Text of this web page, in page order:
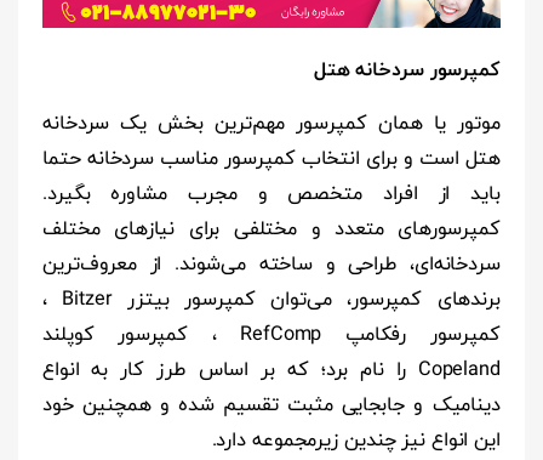
کمپرسور سردخانه هتل
موتور یا همان کمپرسور مهم‌ترین بخش یک سردخانه
هتل است و برای انتخاب کمپرسور مناسب سردخانه حتما
باید از افراد متخصص و مجرب مشاوره بگیرد.
کمپرسورهای متعدد و مختلفی برای نیازهای مختلف
سردخانه‌ای، طراحی و ساخته می‌شوند. از معروف‌ترین
برندهای کمپرسور، می‌توان کمپرسور بیتزر Bitzer ،
کمپرسور رفکامپ RefComp ، کمپرسور کوپلند
Copeland را نام برد؛ که بر اساس طرز کار به انواع
دینامیک و جابجایی مثبت تقسیم شده و همچنین خود
این انواع نیز چندین زیرمجموعه دارد.